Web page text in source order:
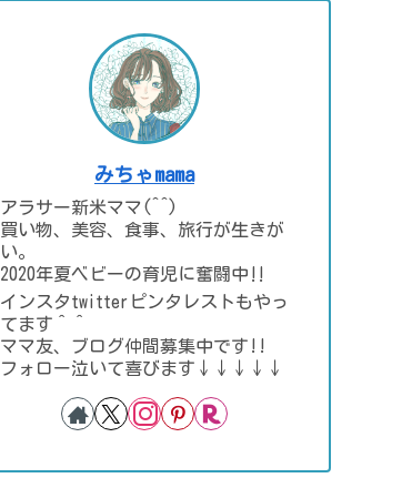
みちゃmama
アラサー新米ママ(^^)
買い物、美容、食事、旅行が生きが
い。
2020年夏ベビーの育児に奮闘中‼
インスタtwitterピンタレストもやっ
てます＾＾
ママ友、ブログ仲間募集中です!!
フォロー泣いて喜びます↓↓↓↓↓